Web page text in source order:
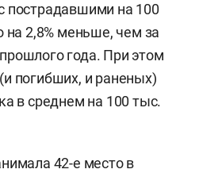
пострадавшими на 100
на 2,8% меньше, чем за
года. При этом
погибших, и раненых)
в среднем на 100 тыс.
42-е место в